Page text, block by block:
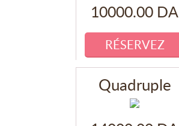
10000.00 DA
Quadruple